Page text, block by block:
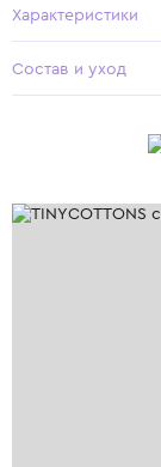
Характеристики
Состав и уход